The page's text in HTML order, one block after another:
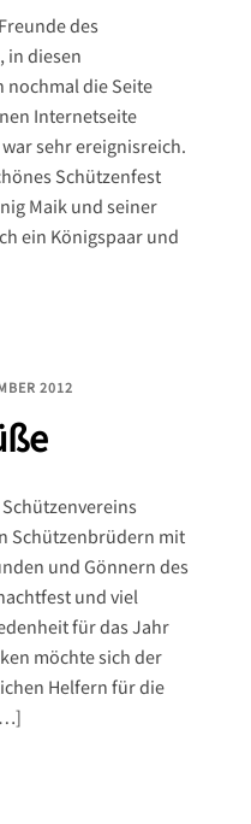
des
in diesen
nochmal die Seite
Internetseite
sehr ereignisreich.
Schützenfest
Maik und seiner
ein Königspaar und
2012
Schützenbrüdern mit
und Gönnern des
und viel
für das Jahr
möchte sich der
Helfern für die